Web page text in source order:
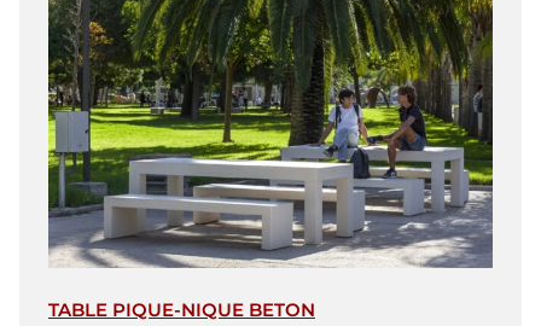
TABLE PIQUE-NIQUE BETON